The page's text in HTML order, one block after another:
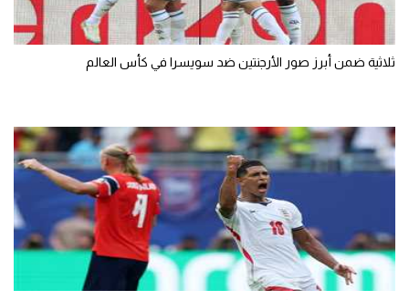
ثلاثية ضمن أبرز صور الأرجنتين ضد سويسرا في كأس العالم